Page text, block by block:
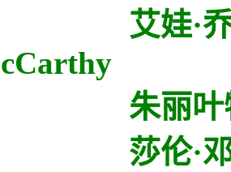
娃·乔伊斯
丽叶特·多
伦·邓肯-